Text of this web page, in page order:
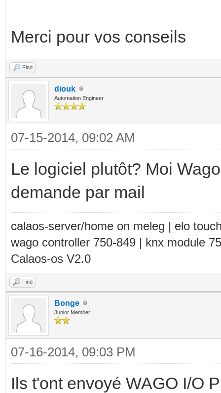
Merci pour vos conseils
Find
diouk
Automation Engineer
07-15-2014, 09:02 AM
Le logiciel plutôt? Moi
demande par mail
calaos-server/home on meleg | elo
wago controller 750-849 | knx module
Calaos-os V2.0
Find
Bonge
Junior Member
07-16-2014, 09:03 PM
Ils t'ont envoyé WAGO I/O